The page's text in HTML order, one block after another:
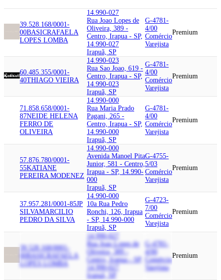
39.528.168/0001-
00BASICRAFAELA
LOPES LOMBA
14.990-027
Rua Joao Lopes de
Oliveira, 389 -
Centro, Irapua - SP,
14.990-027
Irapuã, SP
G-4781-
4/00
Comércio
Varejista
Premium
60.485.355/0001-
40THIAGO VIEIRA
14.990-023
Rua Sao Joao, 619 -
Centro, Irapua - SP,
14.990-023
Irapuã, SP
G-4781-
4/00
Comércio
Varejista
Premium
71.858.658/0001-
87NEIDE HELENA
FERRO DE
OLIVEIRA
14.990-000
Rua Maria Prado
Pagani, 265 -
Centro, Irapua - SP,
14.990-000
Irapuã, SP
G-4781-
4/00
Comércio
Varejista
Premium
57.876.780/0001-
55KATIANE
PEREIRA MODENEZ
14.990-000
Avenida Manoel Pita
Junior, 581 - Centro,
Irapua - SP, 14.990-
000
Irapuã, SP
G-4755-
5/03
Comércio
Varejista
Premium
37.957.281/0001-85JP
SILVAMARCILIO
PEDRO DA SILVA
14.990-000
10a Rua Pedro
Ronchi, 126, Irapua
- SP, 14.990-000
Irapuã, SP
G-4723-
7/00
Comércio
Varejista
Premium
39.528.168/0001-
BASIC
RAFAELA
LOPES LOMBA
14.990-027
Rua Joao Lopes de
Oliveira, 389 -
Centro, Irapua - SP,
14.990-027
Irapuã, SP
G-4781-
4/00
Comércio
Varejista
Premium